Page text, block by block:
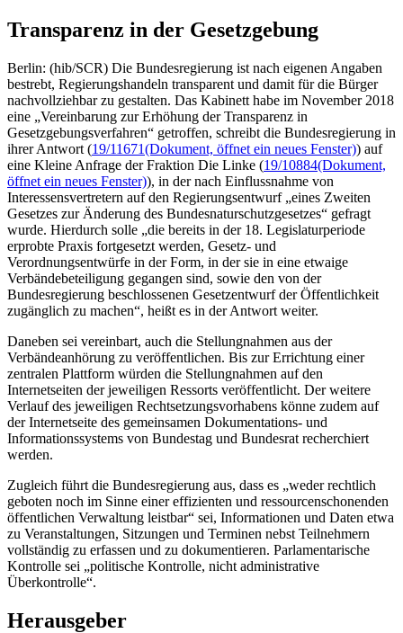
Transparenz in der Gesetzgebung
Berlin: (hib/SCR) Die Bundesregierung ist nach eigenen Angaben
bestrebt, Regierungshandeln transparent und damit für die Bürger
nachvollziehbar zu gestalten. Das Kabinett habe im November 2018
eine „Vereinbarung zur Erhöhung der Transparenz in
Gesetzgebungsverfahren“ getroffen, schreibt die Bundesregierung in
ihrer Antwort (19/11671(Dokument, öffnet ein neues Fenster)) auf
eine Kleine Anfrage der Fraktion Die Linke (19/10884(Dokument,
öffnet ein neues Fenster)), in der nach Einflussnahme von
Interessensvertretern auf den Regierungsentwurf „eines Zweiten
Gesetzes zur Änderung des Bundesnaturschutzgesetzes“ gefragt
wurde. Hierdurch solle „die bereits in der 18. Legislaturperiode
erprobte Praxis fortgesetzt werden, Gesetz- und
Verordnungsentwürfe in der Form, in der sie in eine etwaige
Verbändebeteiligung gegangen sind, sowie den von der
Bundesregierung beschlossenen Gesetzentwurf der Öffentlichkeit
zugänglich zu machen“, heißt es in der Antwort weiter.
Daneben sei vereinbart, auch die Stellungnahmen aus der
Verbändeanhörung zu veröffentlichen. Bis zur Errichtung einer
zentralen Plattform würden die Stellungnahmen auf den
Internetseiten der jeweiligen Ressorts veröffentlicht. Der weitere
Verlauf des jeweiligen Rechtsetzungsvorhabens könne zudem auf
der Internetseite des gemeinsamen Dokumentations- und
Informationssystems von Bundestag und Bundesrat recherchiert
werden.
Zugleich führt die Bundesregierung aus, dass es „weder rechtlich
geboten noch im Sinne einer effizienten und ressourcenschonenden
öffentlichen Verwaltung leistbar“ sei, Informationen und Daten etwa
zu Veranstaltungen, Sitzungen und Terminen nebst Teilnehmern
vollständig zu erfassen und zu dokumentieren. Parlamentarische
Kontrolle sei „politische Kontrolle, nicht administrative
Überkontrolle“.
Herausgeber